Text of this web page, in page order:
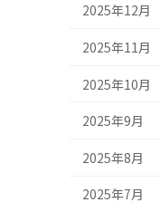
2025年12月
2025年11月
2025年10月
2025年9月
2025年8月
2025年7月